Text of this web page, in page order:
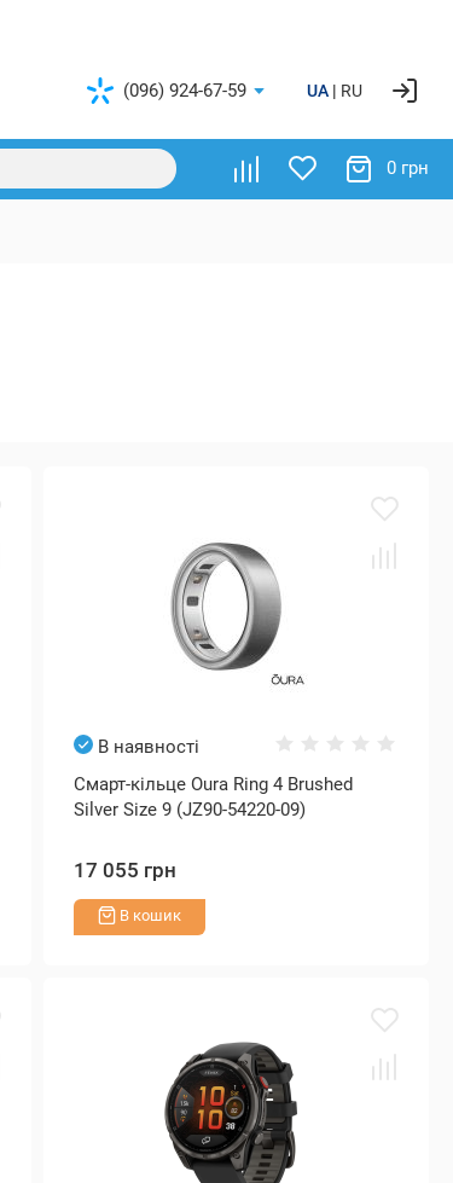
(096) 924-67-59 UA RU
0 грн
В наявності
Смарт-кільце Oura Ring 4 Brushed
Silver Size 9 (JZ90-54220-09)
17 055 грн
В кошик